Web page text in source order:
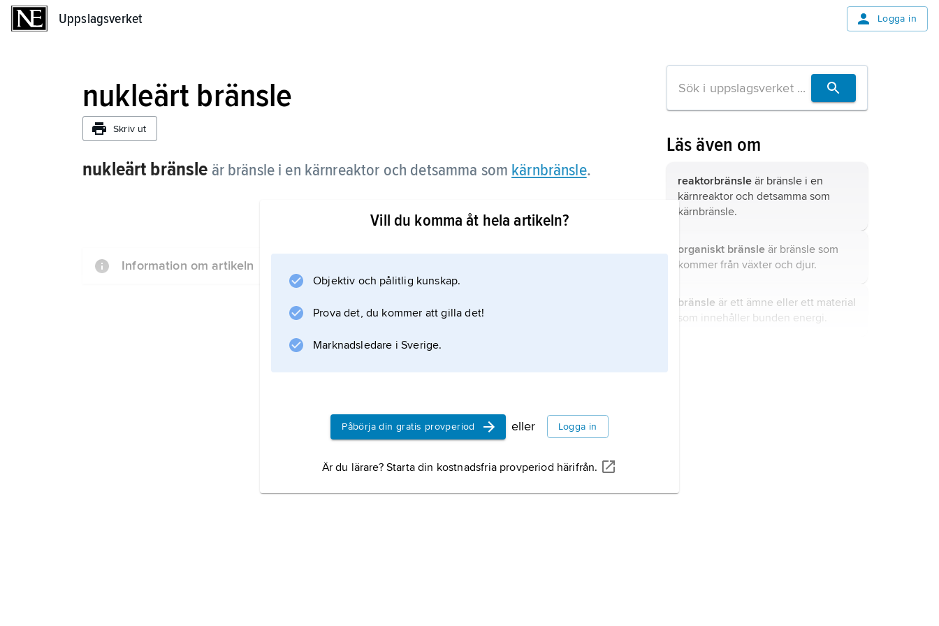
Uppslagsverket Logga in
nukleärt bränsle
Skriv ut
nukleärt bränsle är bränsle i en kärnreaktor och detsamma som kärnbränsle.
Information om artikeln
Vill du komma åt hela artikeln?
Objektiv och pålitlig kunskap.
Prova det, du kommer att gilla det!
Marknadsledare i Sverige.
Påbörja din gratis provperiod eller Logga in
Är du lärare? Starta din kostnadsfria provperiod härifrån.
Läs även om
reaktorbränsleär bränsle i en
kärnreaktor och detsamma som
kärnbränsle.
organiskt bränsleär bränsle som
kommer från växter och djur.
bränsle är ett ämne eller ett material
som innehåller bunden energi.